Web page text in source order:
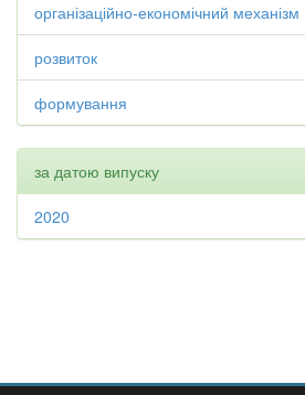
організаційно-економічний механізм
розвиток
формування
за датою випуску
2020